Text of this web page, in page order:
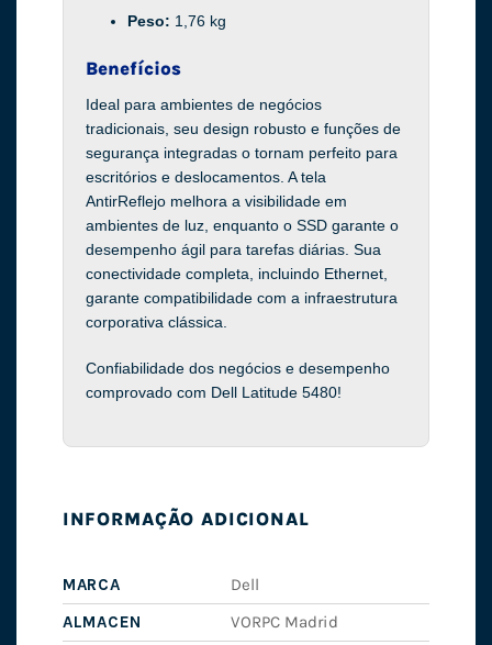
Peso: 1,76 kg
Benefícios
Ideal para ambientes de negócios
tradicionais, seu design robusto e funções de
segurança integradas o tornam perfeito para
escritórios e deslocamentos. A tela
AntirReflejo melhora a visibilidade em
ambientes de luz, enquanto o SSD garante o
desempenho ágil para tarefas diárias. Sua
conectividade completa, incluindo Ethernet,
garante compatibilidade com a infraestrutura
corporativa clássica.
Confiabilidade dos negócios e desempenho
comprovado com Dell Latitude 5480!
INFORMAÇÃO ADICIONAL
MARCA
Dell
ALMACEN
VORPC Madrid